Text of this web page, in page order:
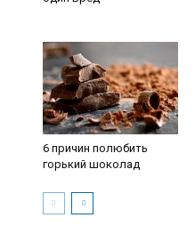
6 причин полюбить
горький шоколад